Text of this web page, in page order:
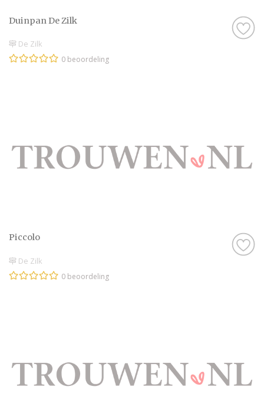
Duinpan De Zilk
De Zilk
0 beoordeling
Piccolo
De Zilk
0 beoordeling